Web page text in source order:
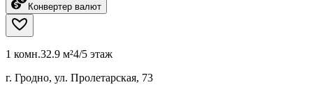
Конвертер валют
1 комн.32.9 м²4/5 этаж
г. Гродно, ул. Пролетарская, 73